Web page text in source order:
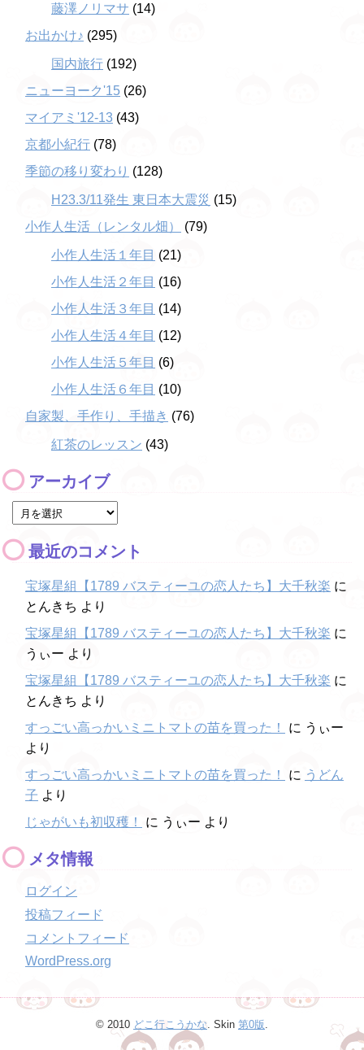
藤澤ノリマサ (14)
お出かけ♪ (295)
国内旅行 (192)
ニューヨーク'15 (26)
マイアミ'12-13 (43)
京都小紀行 (78)
季節の移り変わり (128)
H23.3/11発生 東日本大震災 (15)
小作人生活（レンタル畑）
(79)
小作人生活１年目 (21)
小作人生活２年目 (16)
小作人生活３年目 (14)
小作人生活４年目 (12)
小作人生活５年目 (6)
小作人生活６年目 (10)
自家製、手作り、手描き (76)
紅茶のレッスン (43)
アーカイブ
最近のコメント
宝塚星組【1789 バスティーユの恋人たち】大千秋楽 に
とんきち より
宝塚星組【1789 バスティーユの恋人たち】大千秋楽 に
うぃー より
宝塚星組【1789 バスティーユの恋人たち】大千秋楽 に
とんきち より
すっごい高っかいミニトマトの苗を買った！
に うぃー
より
すっごい高っかいミニトマトの苗を買った！
に うどん
子 より
じゃがいも初収穫！
に うぃー より
メタ情報
ログイン
投稿フィード
コメントフィード
WordPress.org
© 2010 どこ行こうかな . Skin 第0版